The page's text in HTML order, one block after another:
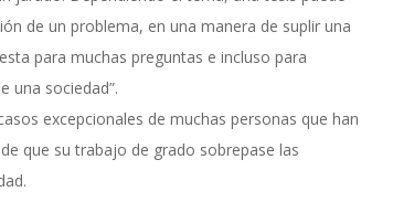
de un problema, en una manera de suplir una
para muchas preguntas e incluso para
una sociedad”.
excepcionales de muchas personas que han
que su trabajo de grado sobrepase las